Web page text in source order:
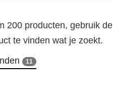
200 producten, gebruik de
te vinden wat je zoekt.
11